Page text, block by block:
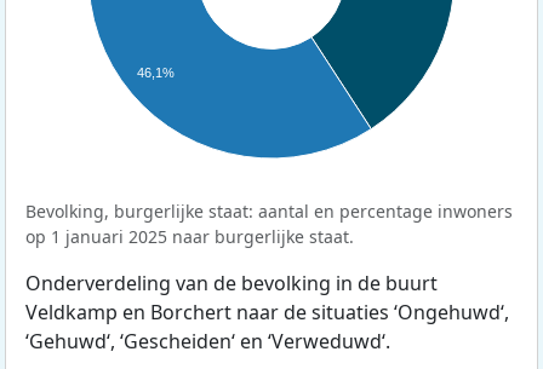
46,1%
Bevolking, burgerlijke staat: aantal en percentage inwoners
op 1 januari 2025 naar burgerlijke staat.
Onderverdeling van de bevolking in de buurt
Veldkamp en Borchert naar de situaties ‘Ongehuwd‘,
‘Gehuwd‘, ‘Gescheiden‘ en ‘Verweduwd‘.